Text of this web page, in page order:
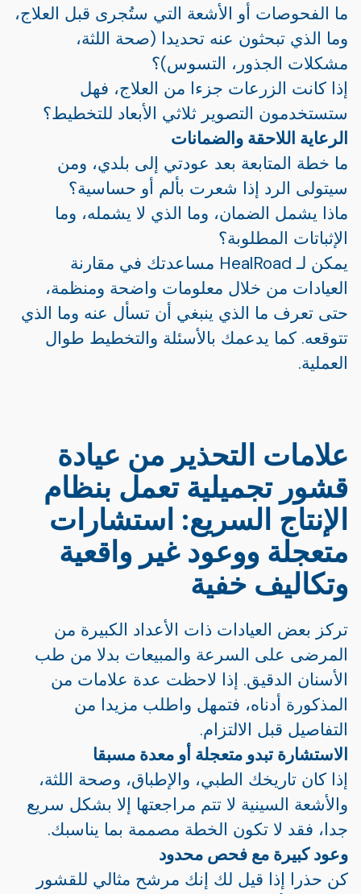
ما الفحوصات أو الأشعة التي ستُجرى قبل العلاج،
وما الذي تبحثون عنه تحديدا (صحة اللثة،
مشكلات الجذور، التسوس)؟
إذا كانت الزرعات جزءا من العلاج، فهل
ستستخدمون التصوير ثلاثي الأبعاد للتخطيط؟
الرعاية اللاحقة والضمانات
ما خطة المتابعة بعد عودتي إلى بلدي، ومن
سيتولى الرد إذا شعرت بألم أو حساسية؟
ماذا يشمل الضمان، وما الذي لا يشمله، وما
الإثباتات المطلوبة؟
يمكن لـ HealRoad مساعدتك في مقارنة
العيادات من خلال معلومات واضحة ومنظمة،
حتى تعرف ما الذي ينبغي أن تسأل عنه وما الذي
تتوقعه. كما يدعمك بالأسئلة والتخطيط طوال
العملية.
علامات التحذير من عيادة
قشور تجميلية تعمل بنظام
الإنتاج السريع: استشارات
متعجلة ووعود غير واقعية
وتكاليف خفية
تركز بعض العيادات ذات الأعداد الكبيرة من
المرضى على السرعة والمبيعات بدلا من طب
الأسنان الدقيق. إذا لاحظت عدة علامات من
المذكورة أدناه، فتمهل واطلب مزيدا من
التفاصيل قبل الالتزام.
الاستشارة تبدو متعجلة أو معدة مسبقا
إذا كان تاريخك الطبي، والإطباق، وصحة اللثة،
والأشعة السينية لا تتم مراجعتها إلا بشكل سريع
جدا، فقد لا تكون الخطة مصممة بما يناسبك.
وعود كبيرة مع فحص محدود
كن حذرا إذا قيل لك إنك مرشح مثالي للقشور